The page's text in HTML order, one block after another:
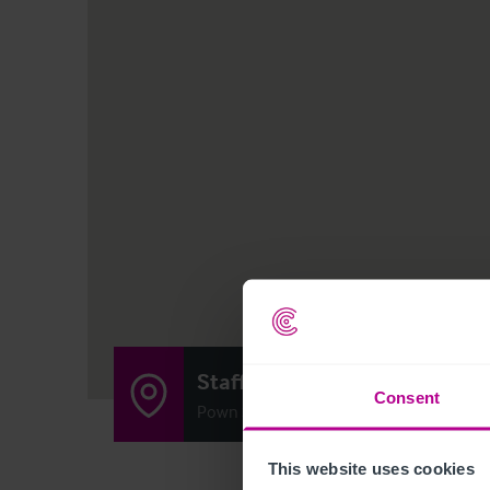
Consent
This website uses cookies
Staffordshire Knot
Pown Street, Sheen, Buxton, United